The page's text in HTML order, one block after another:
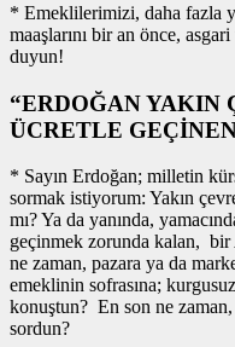
* Emeklilerimizi, daha fazla
maaşlarını bir an önce,
duyun!
“ERDOĞAN YAKIN
ÜCRETLE
* Sayın Erdoğan; milletin
sormak istiyorum: Yakın
mı? Ya da yanında,
geçinmek zorunda kalan, bir
ne zaman, pazara ya da
emeklinin sofrasına;
konuştun? En son ne
sordun?